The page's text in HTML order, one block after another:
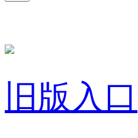
旧版入口